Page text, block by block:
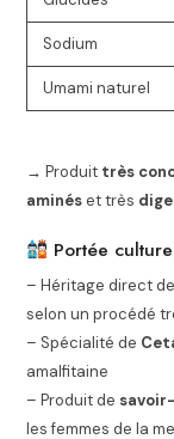
Sodium
Umami naturel
→ Produit très
aminéset très
Portée
– Héritage direct
selon un procédé
– Spécialité de
amalfitaine
– Produit de
les femmes de la